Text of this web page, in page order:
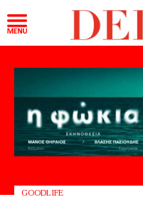
GOODLIFE